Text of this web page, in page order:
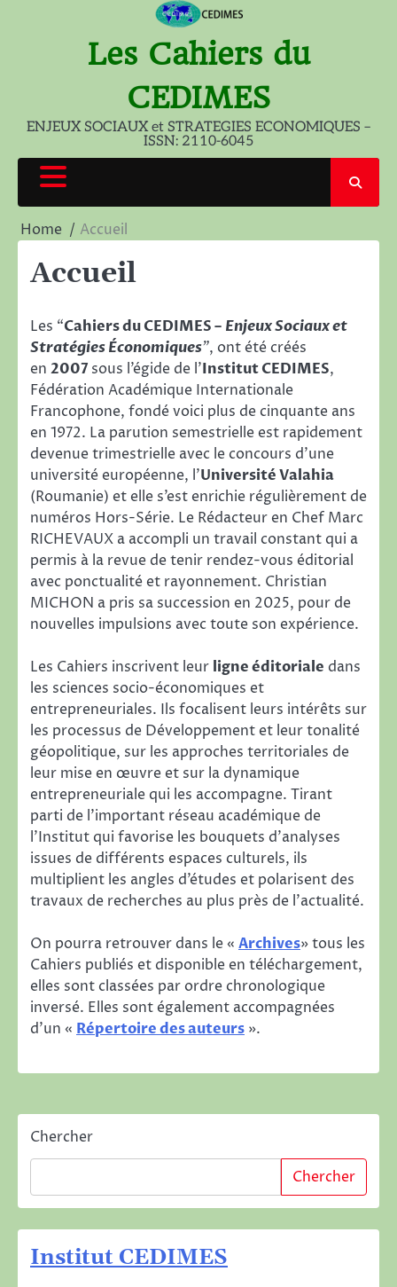
Les Cahiers du
CEDIMES
ENJEUX SOCIAUX et STRATEGIES ECONOMIQUES –
ISSN: 2110-6045
Home Accueil
Accueil
Les “Cahiers du CEDIMES – Enjeux Sociaux et
Stratégies Économiques”, ont été créés
en 2007 sous l’égide de l’Institut CEDIMES,
Fédération Académique Internationale
Francophone, fondé voici plus de cinquante ans
en 1972. La parution semestrielle est rapidement
devenue trimestrielle avec le concours d’une
université européenne, l’Université Valahia
(Roumanie) et elle s’est enrichie régulièrement de
numéros Hors-Série. Le Rédacteur en Chef Marc
RICHEVAUX a accompli un travail constant qui a
permis à la revue de tenir rendez-vous éditorial
avec ponctualité et rayonnement. Christian
MICHON a pris sa succession en 2025, pour de
nouvelles impulsions avec toute son expérience.
Les Cahiers inscrivent leur ligne éditoriale dans
les sciences socio-économiques et
entrepreneuriales. Ils focalisent leurs intérêts sur
les processus de Développement et leur tonalité
géopolitique, sur les approches territoriales de
leur mise en œuvre et sur la dynamique
entrepreneuriale qui les accompagne. Tirant
parti de l’important réseau académique de
l’Institut qui favorise les bouquets d’analyses
issues de différents espaces culturels, ils
multiplient les angles d’études et polarisent des
travaux de recherches au plus près de l’actualité.
On pourra retrouver dans le « Archives» tous les
Cahiers publiés et disponible en téléchargement,
elles sont classées par ordre chronologique
inversé. Elles sont également accompagnées
d’un « Répertoire des auteurs ».
Chercher
Chercher
Institut CEDIMES